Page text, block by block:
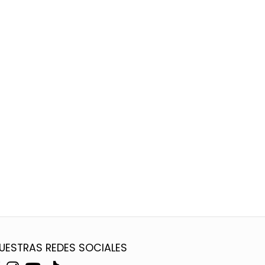
REDES SOCIALES